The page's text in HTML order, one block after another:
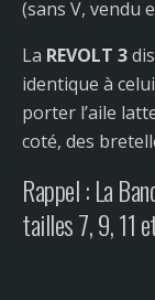
(sans V, vendu
La REVOLT 3
identique à
porter l’aile
coté, des
Rappel : La
tailles 7, 9, 11